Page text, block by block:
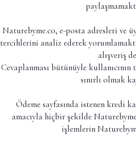
Naturebyme.co, e-posta adresleri ve
tercihlerini analiz ederek
alışveriş
Cevaplanması bütünüyle
sınırlı olmak
Ödeme sayfasında istenen kredi
amacıyla hiçbir şekilde
işlemlerin